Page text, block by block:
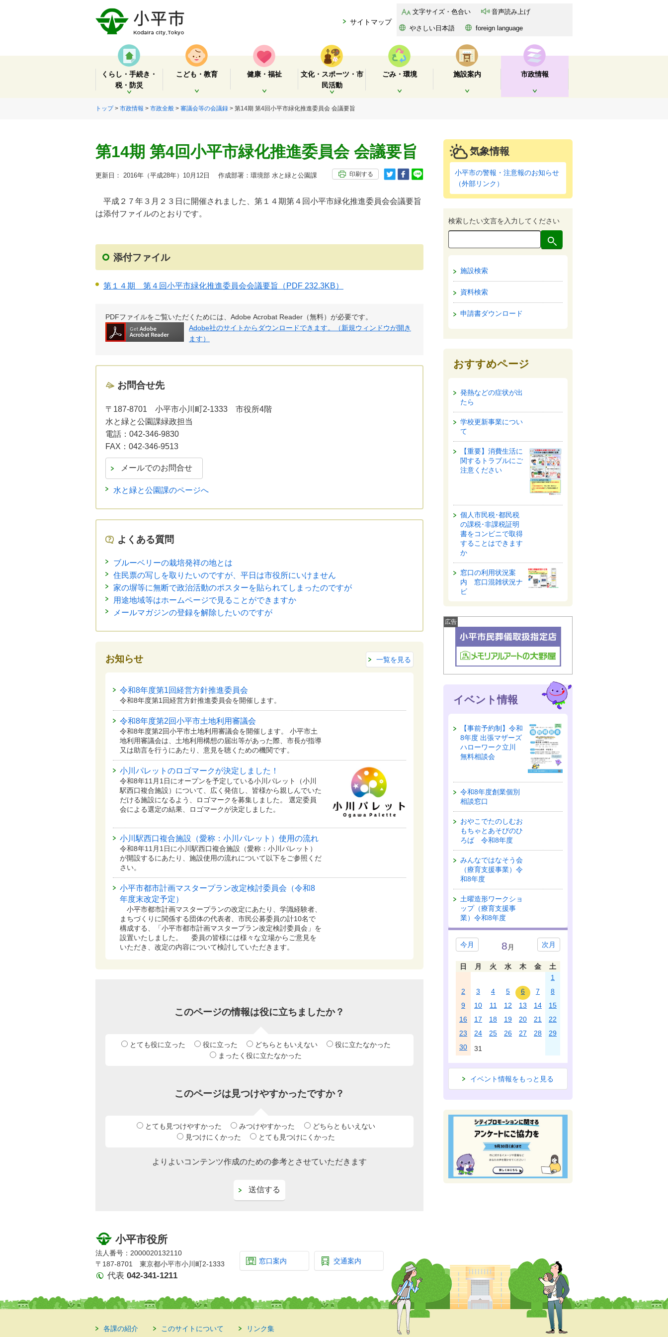
サイトマップ
文字サイズ・色合い 音声読み上げ
やさしい日本語 foreign language
くらし・手続き・
税・防災
開く
こども・教育
開く
健康・福祉
開く
文化・スポーツ・市
民活動
開く
ごみ・環境 施設案内 市政情報
トップ> 市政情報 > 市政全般 > 審議会等の会議録 > 第14期 第4回小平市緑化推進委員会 会議要旨
第14期 第4回小平市緑化推進委員会 会議要旨
更新日： 2016年（平成28年）10月12日 作成部署：環境部 水と緑と公園課 印刷する
平成２７年３月２３日に開催されました、第１４期第４回小平市緑化推進委員会会議要旨
は添付ファイルのとおりです。
添付ファイル
第１４期 第４回小平市緑化推進委員会会議要旨 （PDF 232.3KB）
PDFファイルをご覧いただくためには、Adobe Acrobat Reader（無料）が必要です。
Adobe社のサイトからダウンロードできます。（新規ウィンドウが開き
ます）
お問合せ先
〒187-8701 小平市小川町2-1333 市役所4階
水と緑と公園課緑政担当
電話： 042-346-9830
FAX： 042-346-9513
水と緑と公園課のページへ
よくある質問
ブルーベリーの栽培発祥の地とは
住民票の写しを取りたいのですが、平日は市役所にいけません
家の塀等に無断で政治活動のポスターを貼られてしまったのですが
用途地域等はホームページで見ることができますか
メールマガジンの登録を解除したいのですが
お知らせ 一覧を見る
令和8年度第1回経営方針推進委員会
令和8年度第1回経営方針推進委員会を開催します。
令和8年度第2回小平市土地利用審議会
令和8年度第2回小平市土地利用審議会を開催します。 小平市土
地利用審議会は、土地利用構想の届出等があった際、市長が指導
又は助言を行うにあたり、意見を聴くための機関です。
小川パレットのロゴマークが決定しました！
令和8年11月1日にオープンを予定している⼩川パレット（小川
駅西口複合施設）について、広く発信し、皆様から親しんでいた
だける施設になるよう、ロゴマークを募集しました。 選定委員
会による選定の結果、ロゴマークが決定しました。
小川駅西口複合施設（愛称：小川パレット）使用の流れ
令和8年11月1日に小川駅西口複合施設（愛称：小川パレット）
が開設するにあたり、施設使用の流れについて以下をご参照くだ
さい。
小平市都市計画マスタープラン改定検討委員会（令和8
年度末改定予定）
小平市都市計画マスタープランの改定にあたり、学識経験者、
まちづくりに関係する団体の代表者、市民公募委員の計10名で
構成する、「小平市都市計画マスタープラン改定検討委員会」を
設置いたしました。 委員の皆様には様々な立場からご意見を
いただき、改定の内容について検討していただきます。
このページの情報は役に立ちましたか？
とても役に立った 役に立った どちらともいえない
役に立たなかった
まったく役に立たなかった
このページは見つけやすかったですか？
とても見つけやすかった みつけやすかった
どちらともいえない
見つけにくかった
とても見つけにくかった
よりよいコンテンツ作成のための参考とさせていただきます
気象情報
小平市の警報・注意報のお知らせ
（外部リンク）
検索したい文言を入力してください
施設検索
資料検索
申請書ダウンロード
おすすめページ
発熱などの症状が出
たら
学校更新事業につい
て
【重要】消費生活に
関するトラブルにご
注意ください
個人市民税･都民税
の課税･非課税証明
書をコンビニで取得
することはできます
か
窓口の利用状況案
内 窓口混雑状況ナ
ビ
広告
イベント情報
【事前予約制】令和
8年度 出張マザーズ
ハローワーク立川
無料相談会
令和8年度創業個別
相談窓口
おやこでたのしむお
もちゃとあそびのひ
ろば 令和8年度
みんなではなそう会
（療育支援事業）令
和8年度
土曜造形ワークショ
ップ（療育支援事
業）令和8年度
今月 次月
8 月
日 月 火 水 木 金
土
1
2
3 4 5 6 7
8
9
10 11 12 13 14
15
16
17 18 19 20 21
22
23
24 25 26 27 28
29
30
31
イベント情報をもっと見る
小平市役所
法人番号：2000020132110
〒187-8701 東京都小平市小川町2-1333
代表 042-341-1211
窓口案内 交通案内
各課の紹介 このサイトについて リンク集